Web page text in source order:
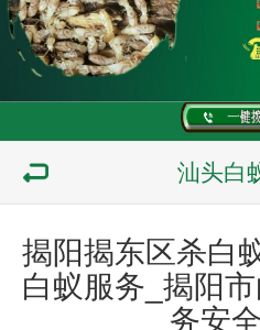
汕头白
揭阳揭东区杀白
白蚁服务_揭阳
务安